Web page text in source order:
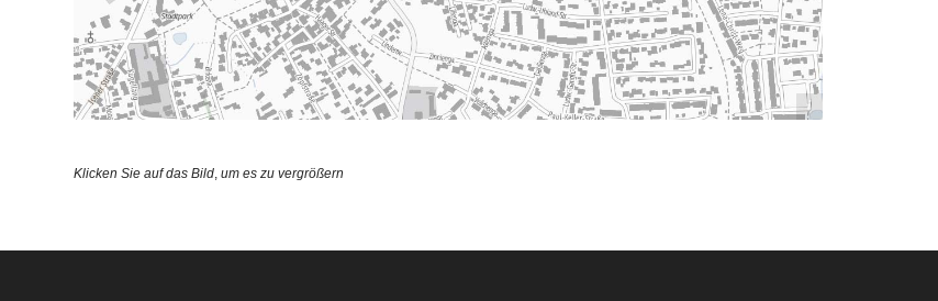
Bildrechte: Ludwig Kreuzpaintner GmbH
Klicken Sie auf das Bild, um es zu vergrößern